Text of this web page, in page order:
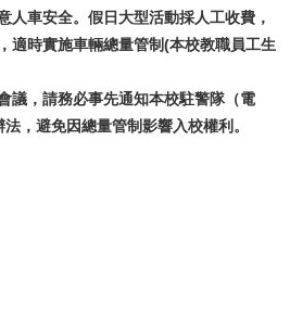
人車安全。假日大型活動採人工收費，
適時實施車輛總量管制(本校教職員工生
議，請務必事先通知本校駐警隊（電
，避免因總量管制影響入校權利。